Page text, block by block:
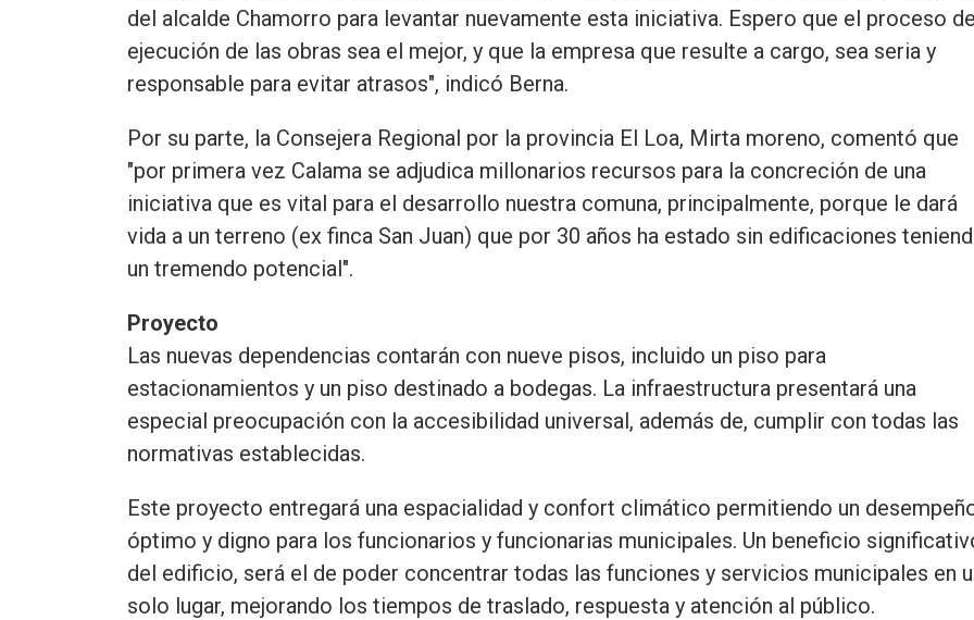
del alcalde Chamorro para levantar nuevamente esta iniciativa. Espero que el proceso de
ejecución de las obras sea el mejor, y que la empresa que resulte a cargo, sea seria y
responsable para evitar atrasos", indicó Berna.
Por su parte, la Consejera Regional por la provincia El Loa, Mirta moreno, comentó que
"por primera vez Calama se adjudica millonarios recursos para la concreción de una
iniciativa que es vital para el desarrollo nuestra comuna, principalmente, porque le dará
vida a un terreno (ex finca San Juan) que por 30 años ha estado sin edificaciones
un tremendo potencial".
Proyecto
Las nuevas dependencias contarán con nueve pisos, incluido un piso para
estacionamientos y un piso destinado a bodegas. La infraestructura presentará una
especial preocupación con la accesibilidad universal, además de, cumplir con todas las
normativas establecidas.
Este proyecto entregará una espacialidad y confort climático permitiendo un
óptimo y digno para los funcionarios y funcionarias municipales. Un beneficio
del edificio, será el de poder concentrar todas las funciones y servicios municipales en
solo lugar, mejorando los tiempos de traslado, respuesta y atención al público.